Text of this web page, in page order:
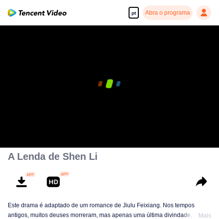
pt Abra o programa
A Lenda de Shen Li
Este drama é adaptado de um romance de Jiulu Feixiang. Nos tempos
antigos, muitos deuses morreram, mas apenas uma última divindade, XingMais